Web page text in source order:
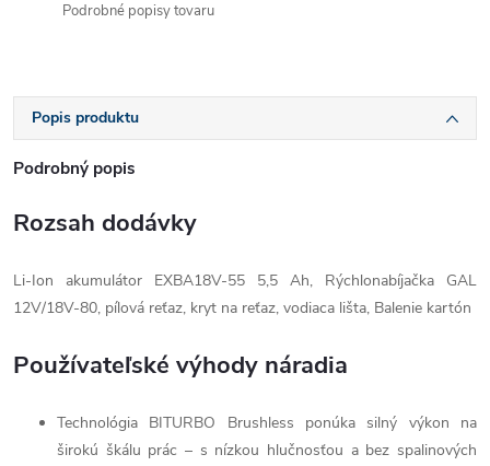
Podrobné popisy tovaru
Popis produktu
Podrobný popis
Rozsah dodávky
Li-Ion akumulátor EXBA18V-55 5,5 Ah, Rýchlonabíjačka GAL
12V/18V-80, pílová reťaz, kryt na reťaz, vodiaca lišta, Balenie kartón
Používateľské výhody náradia
Technológia BITURBO Brushless ponúka silný výkon na
širokú škálu prác – s nízkou hlučnosťou a bez spalinových